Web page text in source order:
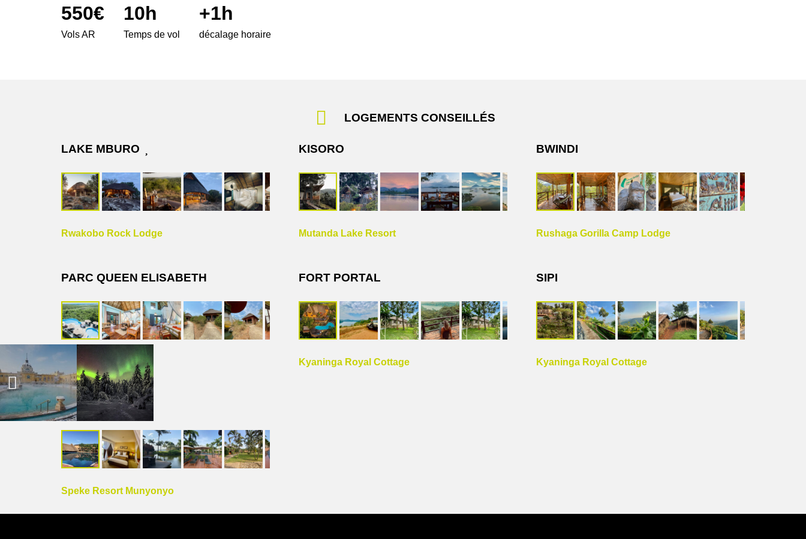
550€
Vols AR
10h
Temps de vol
+1h
décalage horaire
LOGEMENTS CONSEILLÉS
LAKE MBURO
Rwakobo Rock Lodge
KISORO
Mutanda Lake Resort
BWINDI
Rushaga Gorilla Camp Lodge
PARC QUEEN ELISABETH
Buffalo lodge
FORT PORTAL
Kyaninga Royal Cottage
SIPI
Kyaninga Royal Cottage
ENTEBBE
Speke Resort Munyonyo